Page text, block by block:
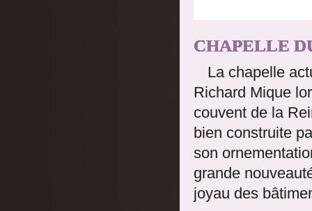
CHAPELLE
La chapelle
Richard Mique
couvent de la
bien construite
son
grande
joyau des